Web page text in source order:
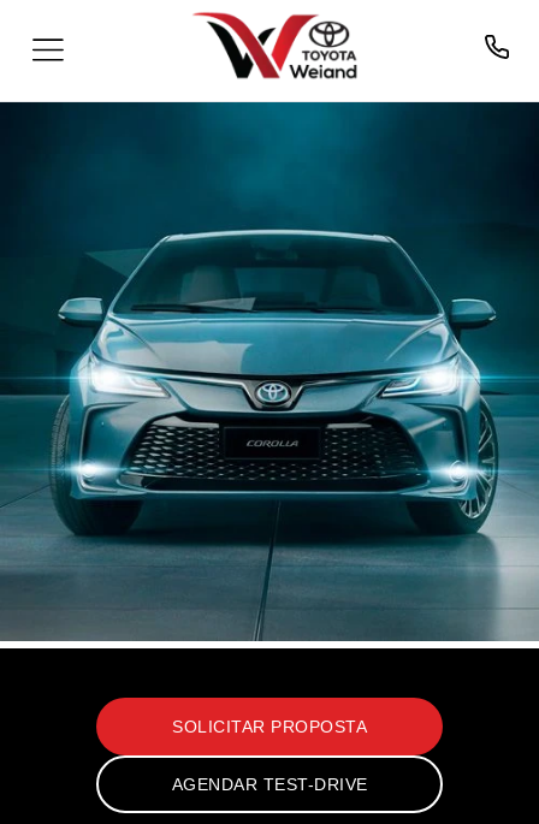
SOLICITAR PROPOSTA
AGENDAR TEST-DRIVE